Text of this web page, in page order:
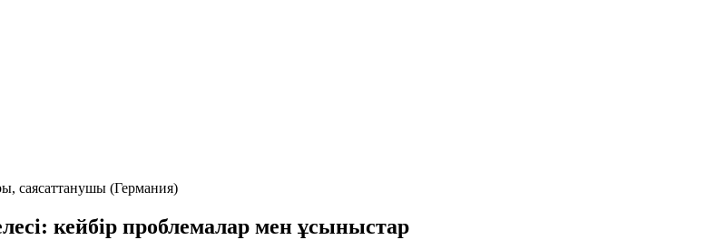
саясаттанушы (Германия)
кейбір проблемалар мен ұсыныстар